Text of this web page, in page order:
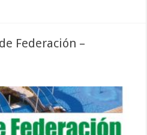
Federación –